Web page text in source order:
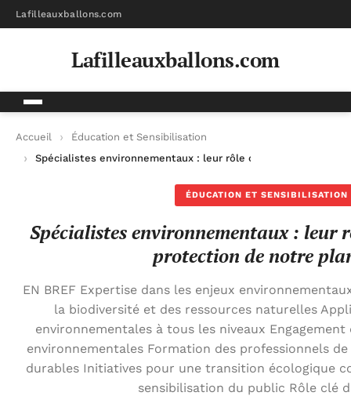
Lafilleauxballons.com
Lafilleauxballons.com
Accueil
Éducation et Sensibilisation
Spécialistes environnementaux : leur rôle crucial dans la
ÉDUCATION ET SENSIBILISATION
Spécialistes environnementaux : leur
protection de notre
EN BREF Expertise dans les enjeux
la biodiversité et des ressources naturelles
environnementales à tous les niveaux Engagement
environnementales Formation des professionnels
durables Initiatives pour une transition écologique
sensibilisation du public Rôle clé